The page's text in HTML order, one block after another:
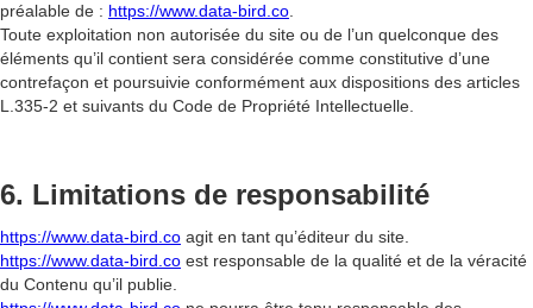
préalable de : https://www.data-bird.co
Toute exploitation non autorisée du site ou de l’un quelconque des
éléments qu’il contient sera considérée comme constitutive d’une
contrefaçon et poursuivie conformément aux dispositions des articles
L.335-2 et suivants du Code de Propriété Intellectuelle.
6. Limitations de responsabilité
https://www.data-bird.co agit en tant qu’éditeur du site.
https://www.data-bird.co est responsable de la qualité et de la véracité
du Contenu qu’il publie.